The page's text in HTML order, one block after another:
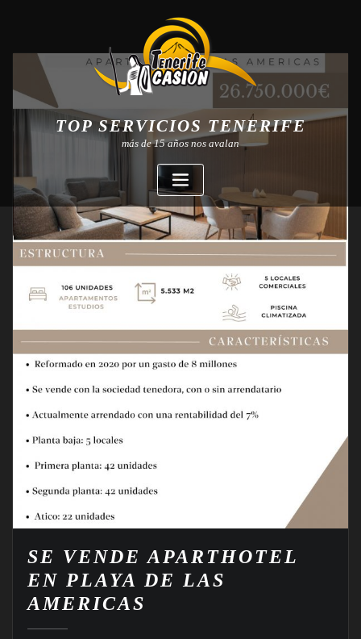
TOP SERVICIOS TENERIFE
más de 15 años nos avalan
SE VENDE APARTHOTEL
EN PLAYA DE LAS
AMERICAS